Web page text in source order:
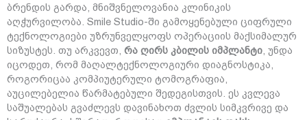
ბრენდის გარდა, მნიშვნელოვანია კლინიკის
აღჭურვილობა. Smile Studio-ში გამოყენებული ციფრული
ტექნოლოგიები უზრუნველყოფს ოპერაციის მაქსიმალურ
სიზუსტეს. თუ არკვევთ, რა ღირს კბილის იმპლანტი, უნდა
იცოდეთ, რომ მაღალტექნოლოგიური დიაგნოსტიკა,
როგორიცაა კომპიუტერული ტომოგრაფია,
აუცილებელია წარმატებული შედეგისთვის. ეს კვლევა
საშუალებას გვაძლევს დავინახოთ ძვლის სიმკვრივე და